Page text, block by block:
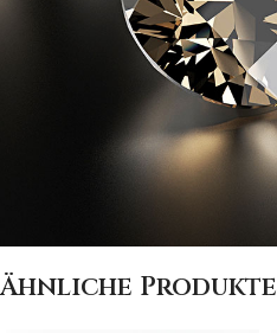
Ähnliche Produkte